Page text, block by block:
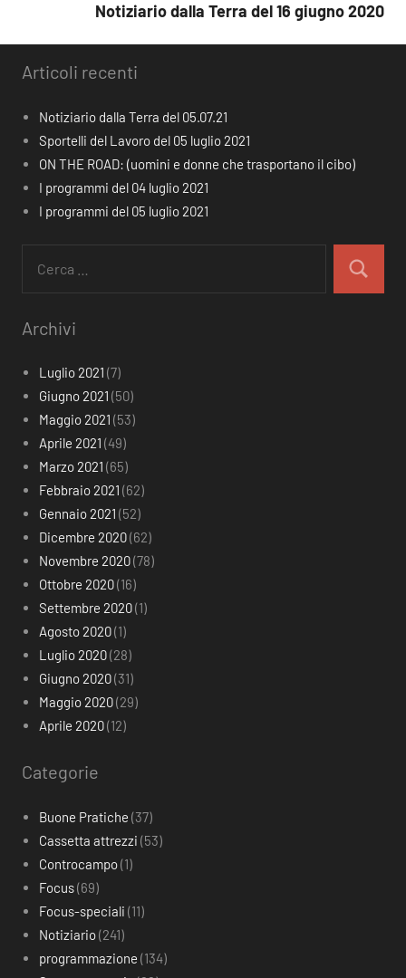
Notiziario dalla Terra del 16 giugno 2020
Articoli recenti
Notiziario dalla Terra del 05.07.21
Sportelli del Lavoro del 05 luglio 2021
ON THE ROAD: (uomini e donne che trasportano il cibo)
I programmi del 04 luglio 2021
I programmi del 05 luglio 2021
per:
Cerca
Archivi
Luglio 2021 (7)
Giugno 2021 (50)
Maggio 2021 (53)
Aprile 2021 (49)
Marzo 2021 (65)
Febbraio 2021 (62)
Gennaio 2021 (52)
Dicembre 2020(62)
Novembre 2020(78)
Ottobre 2020(16)
Settembre 2020(1)
Agosto 2020(1)
Luglio 2020(28)
Giugno 2020(31)
Maggio 2020(29)
Aprile 2020(12)
Categorie
Buone Pratiche (37)
Cassetta attrezzi (53)
Controcampo(1)
Focus(69)
Focus-speciali (11)
Notiziario(241)
programmazione (134)